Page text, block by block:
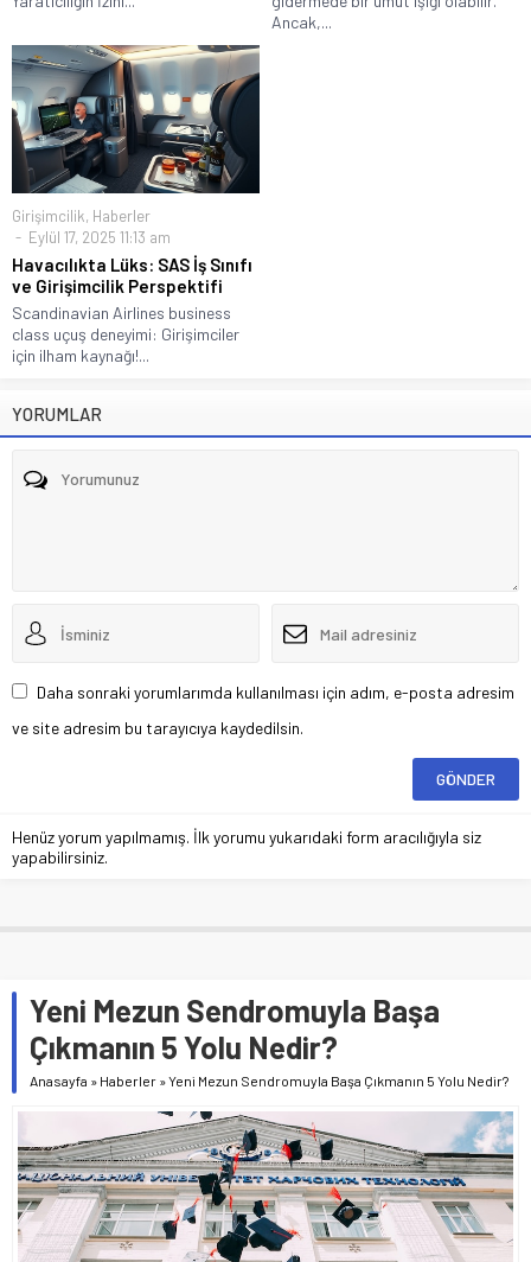
Ancak,...
Girişimcilik, Haberler
Eylül 17, 2025 11:13 am
Havacılıkta Lüks: SAS İş Sınıfı
ve Girişimcilik Perspektifi
Scandinavian Airlines business
class uçuş deneyimi: Girişimciler
için ilham kaynağı!...
YORUMLAR
Daha sonraki yorumlarımda kullanılması için adım, e-posta adresim
ve site adresim bu tarayıcıya kaydedilsin.
Henüz yorum yapılmamış. İlk yorumu yukarıdaki form aracılığıyla siz
yapabilirsiniz.
Yeni Mezun Sendromuyla Başa
Çıkmanın 5 Yolu Nedir?
Anasayfa » Haberler »Yeni Mezun Sendromuyla Başa Çıkmanın 5 Yolu Nedir?